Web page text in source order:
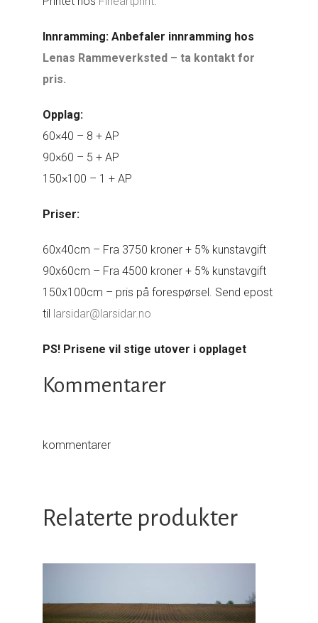
Innramming: Anbefaler innramming hos
Lenas Rammeverksted – ta kontakt for
pris.
Opplag:
60×40 – 8 + AP
90×60 – 5 + AP
150×100 – 1 + AP
Priser:
60x40cm – Fra 3750 kroner + 5% kunstavgift
90x60cm – Fra 4500 kroner + 5% kunstavgift
150x100cm – pris på forespørsel. Send epost
til larsidar@larsidar.no
PS! Prisene vil stige utover i opplaget
Kommentarer
kommentarer
Relaterte produkter